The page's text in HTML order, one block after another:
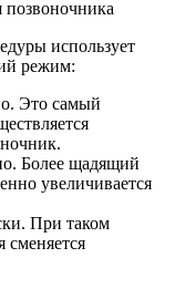
использует
режим:
Это самый
Более щадящий
увеличивается
При таком
сменяется